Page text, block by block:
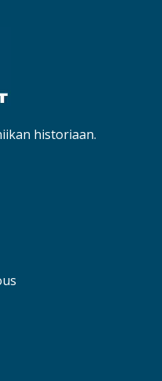
historiaan.